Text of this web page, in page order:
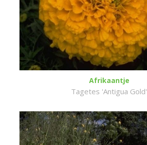
Afrikaantje
Tagetes 'Antigua Gold'